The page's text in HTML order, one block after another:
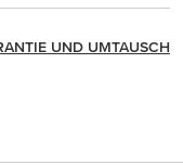
UND UMTAUSCH